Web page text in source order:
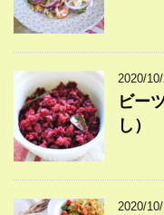
2020/
ビー
し）
2020/